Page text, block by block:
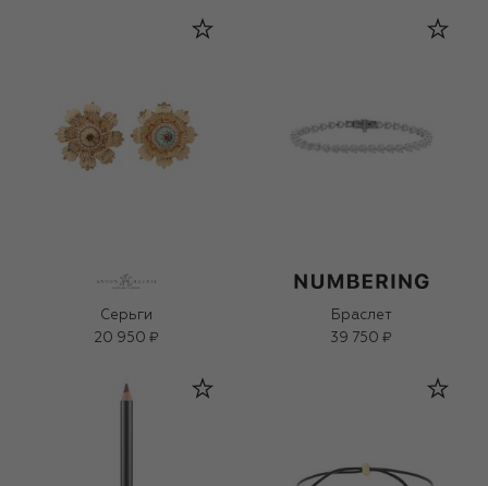
Серьги
20 950 ₽
Браслет
39 750 ₽